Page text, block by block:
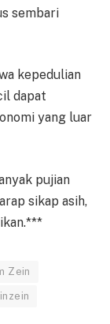
sembari
kepedulian
dapat
yang luar
pujian
sikap asih,
Zein